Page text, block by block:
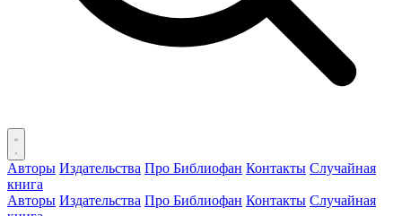
Авторы Издательства Про Библиофан Контакты Случайная
книга
Авторы Издательства Про Библиофан Контакты Случайная